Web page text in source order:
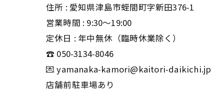
住所 : 愛知県津島市蛭間町字新田376-1
営業時間 : 9:30〜19:00
定休日 : 年中無休（臨時休業除く）
☎️ 050-3134-8046
💌 yamanaka-kamori@kaitori-daikichi.jp
店舗前駐車場あり